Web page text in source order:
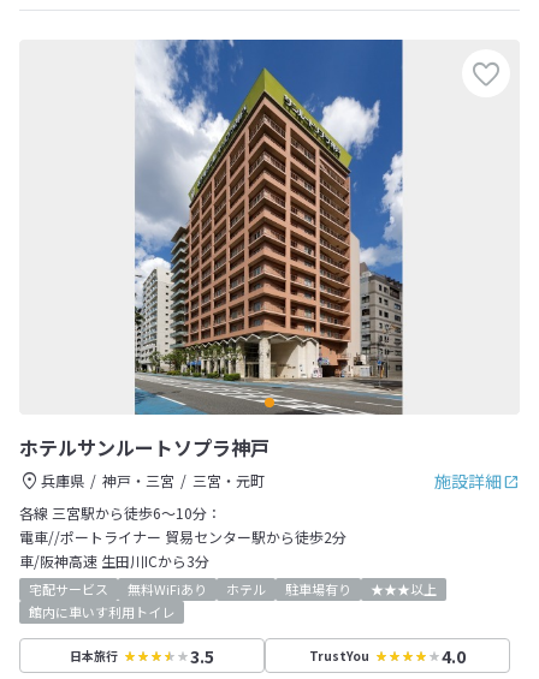
ホテルサンルートソプラ神戸
施設詳細
兵庫県 神戸・三宮
三宮・元町
各線 三宮駅から徒歩6～10分：
電車//ポートライナー 貿易センター駅から徒歩2分
車/阪神高速 生田川ICから3分
宅配サービス 無料WiFiあり ホテル 駐車場有り
★★★以上
館内に車いす利用トイレ
日本旅行 3.5 TrustYou 4.0